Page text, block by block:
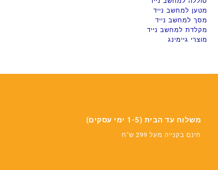
מטען למחשב נייד
מסך למחשב נייד
מקלדת למחשב נייד
מוצרי גיימינג
משלוח עד הבית (1-5 ימי עסקים)
חינם בקנייה מעל 299 ש"ח